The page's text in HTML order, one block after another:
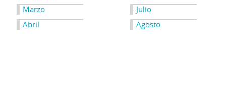
Marzo
Abril
Julio
Agosto